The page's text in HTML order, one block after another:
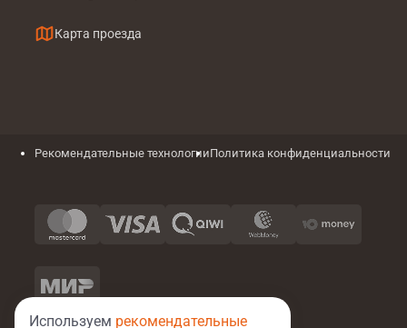
Карта проезда
Рекомендательные технологииПолитика конфиденциальности
Используем рекомендательные